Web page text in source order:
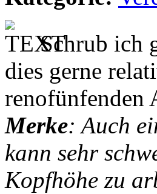
Schrub ich
dies gerne
renofünfenden
Merke: Auch
kann sehr
Kopfhöhe zu